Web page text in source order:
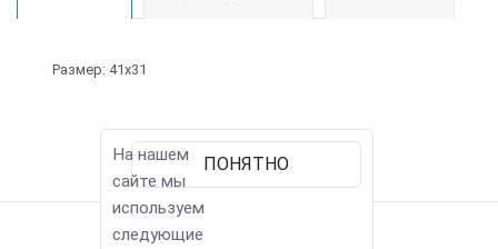
Размер: 41х31
ПОНЯТНО
На нашем
сайте мы
используем
следующие